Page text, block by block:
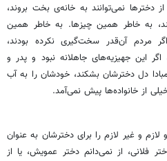
دخترها نمی‌توانند به خانه‌ی بخت بروند،
به خاطر همین چیزها. به خاطر همین
مردم آن‌قدر سخت‌گیری نکرده بودند،
این جهیزیه‌های جاهلانه نبود و پدر و
دل دخترشان بشکند، خودشان را به آب
از خانواده‌ها پیش نمی‌آمد.
و غیر لازم را برای دخترشان به عنوان
فلانی، از نمی‌دانم دختر عمویش، یا از